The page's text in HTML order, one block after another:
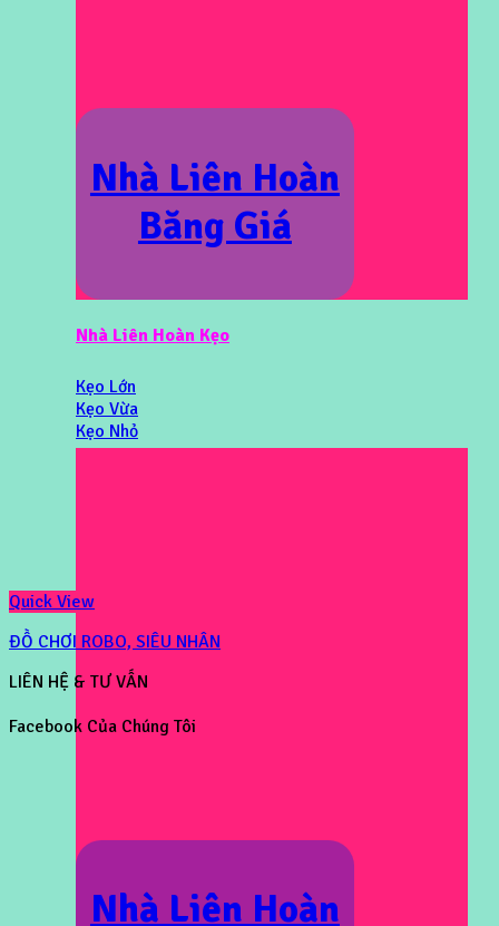
Nhà Liên Hoàn
Băng Giá
Nhà Liên Hoàn Kẹo
Kẹo Lớn
Kẹo Vừa
Kẹo Nhỏ
Nhà Liên Hoàn
Quick View
ĐỒ CHƠI ROBO, SIÊU NHÂN
LIÊN HỆ & TƯ VẤN
Facebook Của Chúng Tôi